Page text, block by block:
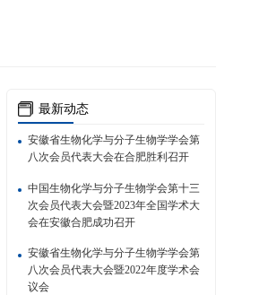
最新动态
安徽省生物化学与分子生物学学会第
八次会员代表大会在合肥胜利召开
中国生物化学与分子生物学会第十三
次会员代表大会暨2023年全国学术大
会在安徽合肥成功召开
安徽省生物化学与分子生物学学会第
八次会员代表大会暨2022年度学术会
议会